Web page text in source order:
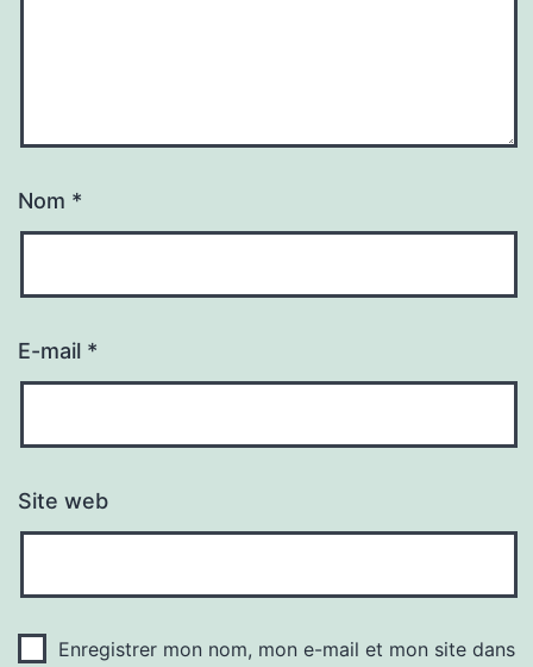
Nom *
E-mail *
Site web
Enregistrer mon nom, mon e-mail et mon site dans